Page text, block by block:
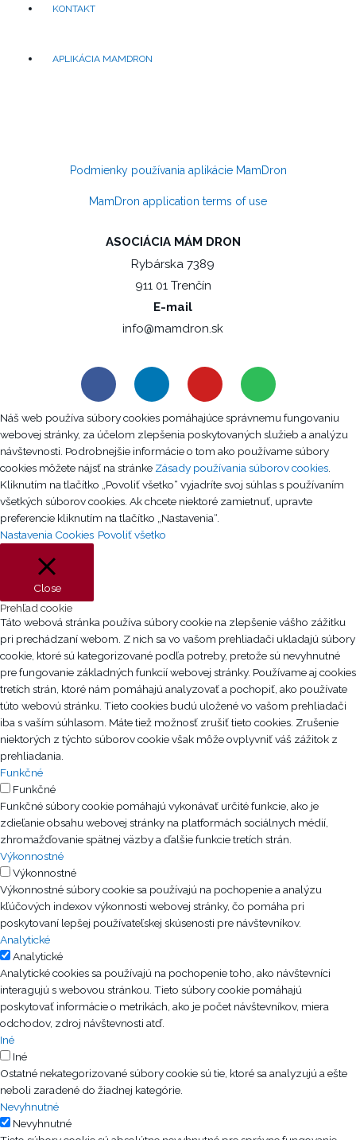
KONTAKT
Menu APLIKÁCIA MAMDRON
Podmienky používania aplikácie MamDron
MamDron application terms of use
ASOCIÁCIA MÁM DRON
Rybárska 7389
911 01 Trenčín
E-mail
info@mamdron.sk
F
c
e
b
o
o
k
L
k
e
d
i
n
Y
u
t
u
b
e
S
t
i
f
y
Náš web používa súbory cookies pomáhajúce správnemu fungovaniu
webovej stránky, za účelom zlepšenia poskytovaných služieb a analýzu
návštevnosti. Podrobnejšie informácie o tom ako používame súbory
cookies môžete nájsť na stránke Zásady používania súborov cookies
Kliknutím na tlačítko „Povoliť všetko“ vyjadríte svoj súhlas s používaním
všetkých súborov cookies. Ak chcete niektoré zamietnuť, upravte
preferencie kliknutím na tlačítko „Nastavenia“.
Nastavenia Cookies Povoliť všetko
Close
Prehľad cookie
Táto webová stránka používa súbory cookie na zlepšenie vášho zážitku
pri prechádzaní webom. Z nich sa vo vašom prehliadači ukladajú súbory
cookie, ktoré sú kategorizované podľa potreby, pretože sú nevyhnutné
pre fungovanie základných funkcií webovej stránky. Používame aj cookies
tretích strán, ktoré nám pomáhajú analyzovať a pochopiť, ako používate
túto webovú stránku. Tieto cookies budú uložené vo vašom prehliadači
iba s vaším súhlasom. Máte tiež možnosť zrušiť tieto cookies. Zrušenie
niektorých z týchto súborov cookie však môže ovplyvniť váš zážitok z
prehliadania.
Funkčné
Funkčné
Funkčné súbory cookie pomáhajú vykonávať určité funkcie, ako je
zdieľanie obsahu webovej stránky na platformách sociálnych médií,
zhromažďovanie spätnej väzby a ďalšie funkcie tretích strán.
Výkonnostné
Výkonnostné
Výkonnostné súbory cookie sa používajú na pochopenie a analýzu
kľúčových indexov výkonnosti webovej stránky, čo pomáha pri
poskytovaní lepšej používateľskej skúsenosti pre návštevníkov.
Analytické
Analytické
Analytické cookies sa používajú na pochopenie toho, ako návštevníci
interagujú s webovou stránkou. Tieto súbory cookie pomáhajú
poskytovať informácie o metrikách, ako je počet návštevníkov, miera
odchodov, zdroj návštevnosti atď.
Iné
Iné
Ostatné nekategorizované súbory cookie sú tie, ktoré sa analyzujú a ešte
neboli zaradené do žiadnej kategórie.
Nevyhnutné
Nevyhnutné